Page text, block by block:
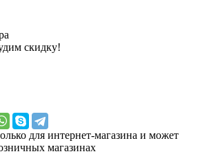
скидку!
для интернет-магазина и может
магазинах